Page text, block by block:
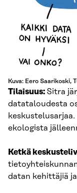
Kuva: Eero Saarikoski,
Tilaisuus: Sitra
datataloudesta
ekologista
Ketkä
datan kehittäjiä